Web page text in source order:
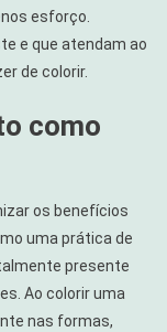
esforço.
e que atendam ao
de colorir.
como
os benefícios
uma prática de
presente
Ao colorir uma
nas formas,